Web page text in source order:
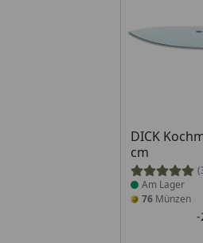
DICK
cm
Produkt
Am Lager
76 Münzen
-